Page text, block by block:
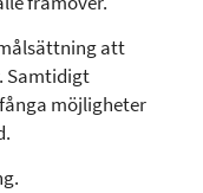
att
Samtidigt
möjligheter